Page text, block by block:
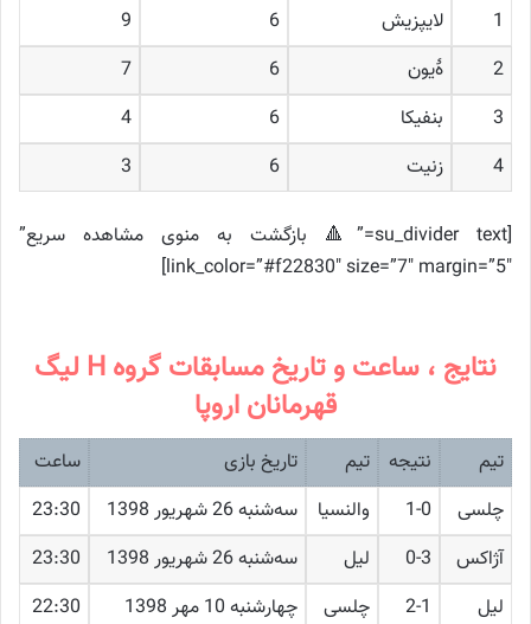
1 لایپزیش 6
9
2
ۀیون 6
7
3
بنفیکا 6
4
4
زنیت 6
3
[su_divider text=”🔺 بازگشت به منوی مشاهده سریع”
link_color=”#f22830″ size=”7″ margin=”5″]
نتایج ، ساعت و تاریخ مسابقات گروه H لیگ
قهرمانان اروپا
تیم نتیجه تیم تاریخ بازی
ساعت
چلسی
1-0 والنسیا ﺳﻪشنبه 26 شهریور 1398
23:30
آژاکس
0-3 لیل ﺳﻪشنبه 26 شهریور 1398
23:30
لیل
2-1 چلسی چهارشنبه 10 مهر 1398
22:30